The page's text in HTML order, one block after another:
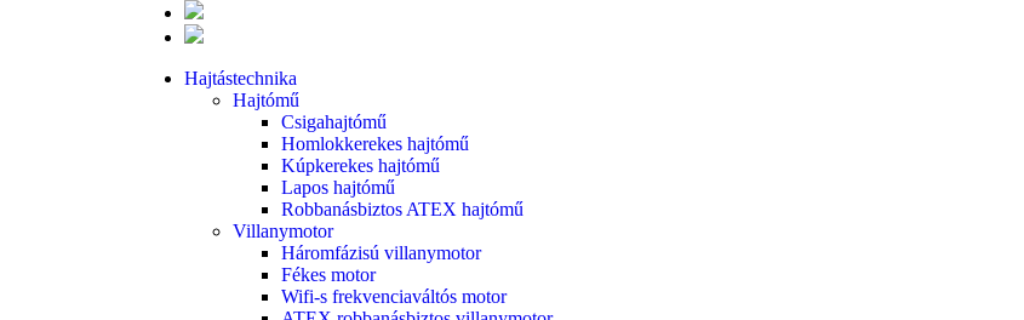
Hajtástechnika
Hajtómű
Csigahajtómű
Homlokkerekes hajtómű
Kúpkerekes hajtómű
Lapos hajtómű
Robbanásbiztos ATEX hajtómű
Villanymotor
Háromfázisú villanymotor
Fékes motor
Wifi-s frekvenciaváltós motor